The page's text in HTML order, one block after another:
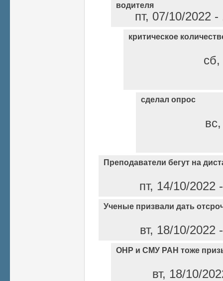
водителя
пт, 07/10/2022
критическое
сделал опрос
Преподаватели бегут на
пт, 14/10/
Ученые призвали дать
вт, 18/10/
ОНР и СМУ РАН тоже
вт, 18/10/